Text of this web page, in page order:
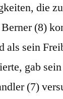
die
(8)
als sein
gab
(7)